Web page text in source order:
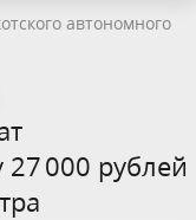
автономного
000 рублей